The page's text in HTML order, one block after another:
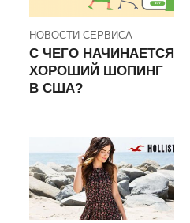
НОВОСТИ СЕРВИСА
С ЧЕГО НАЧИНАЕТСЯ
ХОРОШИЙ ШОПИНГ
В США?